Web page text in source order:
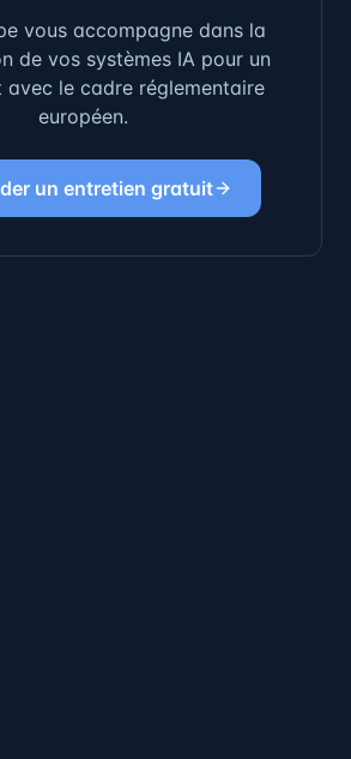
vous accompagne dans la
de vos systèmes IA pour un
avec le cadre réglementaire
européen.
un entretien gratuit